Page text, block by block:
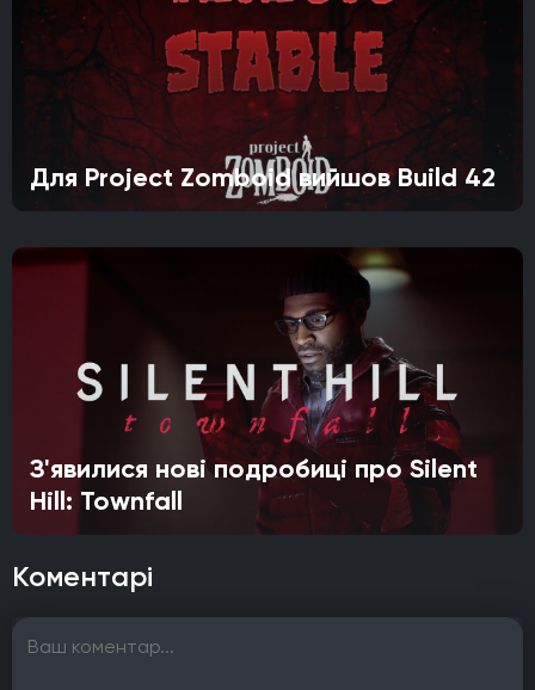
Для Project Zomboid вийшов Build 42
З'явилися нові подробиці про Silent
Hill: Townfall
Коментарі